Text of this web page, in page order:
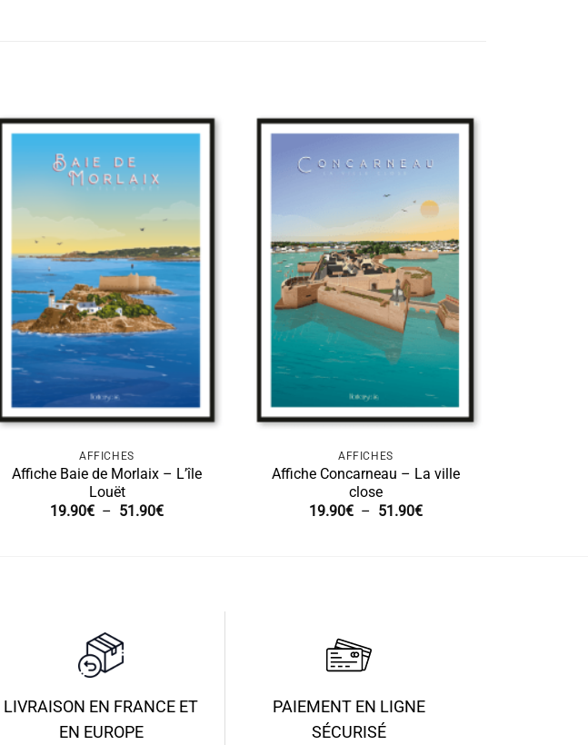
AFFICHES
Affiche Baie de Morlaix – L’île
Louët
19.90€ – 51.90€Plage
AFFICHES
Affiche Concarneau – La ville
close
19.90€ – 51.90€Plage
LIVRAISON EN FRANCE ET
EN EUROPE
PAIEMENT EN LIGNE
SÉCURISÉ